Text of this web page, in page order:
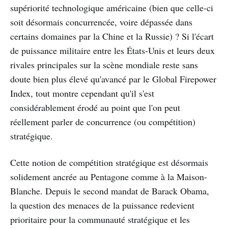
supériorité technologique américaine (bien que celle-ci
soit désormais concurrencée, voire dépassée dans
certains domaines par la Chine et la Russie) ? Si l'écart
de puissance militaire entre les États-Unis et leurs deux
rivales principales sur la scène mondiale reste sans
doute bien plus élevé qu'avancé par le Global Firepower
Index, tout montre cependant qu'il s'est
considérablement érodé au point que l'on peut
réellement parler de concurrence (ou compétition)
stratégique.
Cette notion de compétition stratégique est désormais
solidement ancrée au Pentagone comme à la Maison-
Blanche. Depuis le second mandat de Barack Obama,
la question des menaces de la puissance redevient
prioritaire pour la communauté stratégique et les